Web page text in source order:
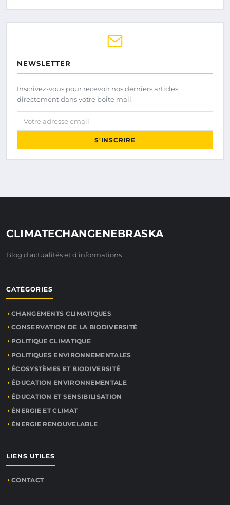
NEWSLETTER
Inscrivez-vous pour recevoir nos derniers articles
directement dans votre boîte mail.
Votre adresse email
S'INSCRIRE
CLIMATECHANGENEBRASKA
Blog d'actualités et d'informations
CATÉGORIES
CHANGEMENTS CLIMATIQUES
CONSERVATION DE LA BIODIVERSITÉ
POLITIQUE CLIMATIQUE
POLITIQUES ENVIRONNEMENTALES
ÉCOSYSTÈMES ET BIODIVERSITÉ
ÉDUCATION ENVIRONNEMENTALE
ÉDUCATION ET SENSIBILISATION
ÉNERGIE ET CLIMAT
ÉNERGIE RENOUVELABLE
LIENS UTILES
CONTACT